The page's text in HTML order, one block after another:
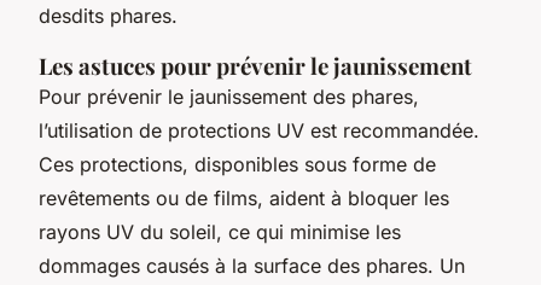
desdits phares.
Les astuces pour prévenir le jaunissement
Pour prévenir le jaunissement des phares,
l’utilisation de protections UV est recommandée.
Ces protections, disponibles sous forme de
revêtements ou de films, aident à bloquer les
rayons UV du soleil, ce qui minimise les
dommages causés à la surface des phares. Un